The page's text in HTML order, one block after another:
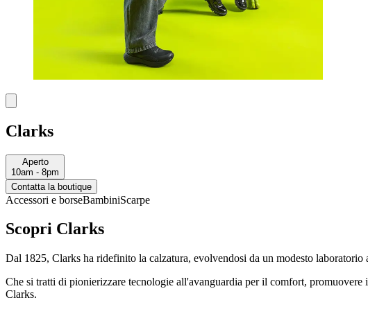
Clarks
Aperto
10am - 8pm
Contatta la boutique
Accessori e borseBambiniScarpe
Scopri Clarks
Dal 1825, Clarks ha ridefinito la calzatura, evolvendosi da un modesto
Che si tratti di pionierizzare tecnologie all'avanguardia per il comfort,
Clarks.